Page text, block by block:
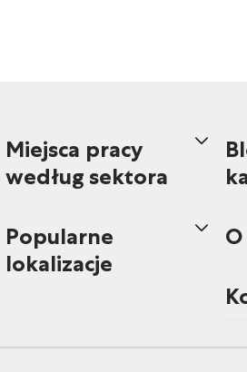
Miejsca pracy
według sektora
Popularne
lokalizacje